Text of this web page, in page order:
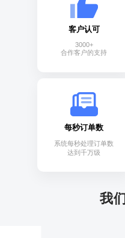
客户认可
3000+
合作客户的支持
每秒订单数
系统每秒处理订单数
达到千万级
我